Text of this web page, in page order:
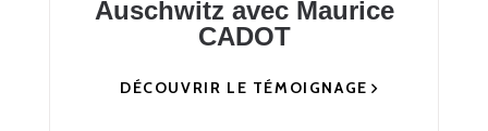
Auschwitz avec Maurice
CADOT
DÉCOUVRIR LE TÉMOIGNAGE